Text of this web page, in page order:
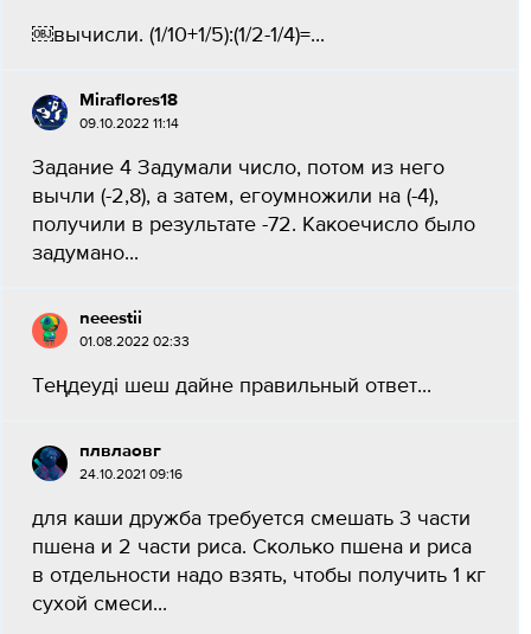
￼вычисли. (1/10+1/5):(1/2-1/4)=...
Miraflores18
09.10.2022 11:14
Задание 4 Задумали число, потом из него
вычли (-2,8), а затем, егоумножили на (-4),
получили в результате -72. Какоечисло было
задумано...
neeestii
01.08.2022 02:33
Теңдеуді шеш дайне правильный ответ​...
плвлаовг
24.10.2021 09:16
для каши дружба требуется смешать 3 части
пшена и 2 части риса. Сколько пшена и риса
в отдельности надо взять, чтобы получить 1 кг
сухой смеси​...